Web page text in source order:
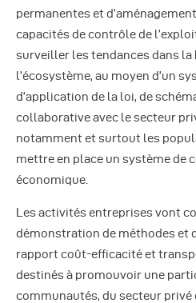
permanentes et
capacités de contrôle de
surveiller les tendances dans
l’écosystème, au moyen d’un
d’application de la loi, de
collaborative avec le secteur
notamment et surtout les
mettre en place un système de
économique.
Les activités entreprises vont
démonstration de méthodes et
rapport coût-efficacité et
destinés à promouvoir une
communautés, du secteur privé